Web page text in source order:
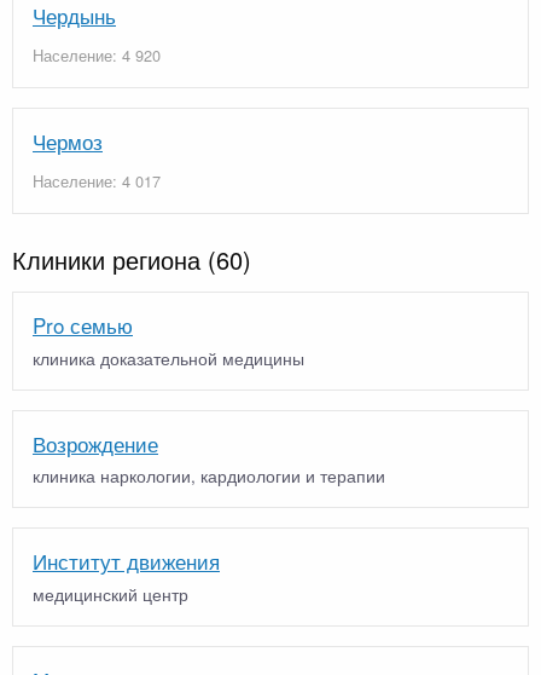
Чердынь
Население: 4 920
Чермоз
Население: 4 017
Клиники региона (60)
Pro семью
клиника доказательной медицины
Возрождение
клиника наркологии, кардиологии и терапии
Институт движения
медицинский центр